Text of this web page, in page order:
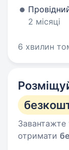
2 місяці
6 хвилин
Завантажте
отримати